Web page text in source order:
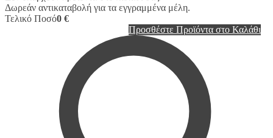
Δωρεάν αντικαταβολή για τα εγγραμμένα μέλη.
Τελικό Ποσό0 €
Προσθέστε Προϊόντα στο Καλάθι